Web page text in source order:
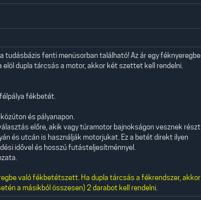
tudásbázis fenti menüsorban található! Az ár egy féknyeregbe
dupla tárcsás a motor, akkor két szettet kell rendelni.
fékbetét.
és pályanapon.
előre, akik vagy túramotor bajnokságon vesznek részt
és utcán is használják motorjukat. Ez a betét direkt ilyen
idővel és hosszú futásteljesítménnyel.
való fékbetétszett. Ha dupla tárcsás a fékrendszer, akkor
a másikból összesen) 2 darabot kell rendelni.